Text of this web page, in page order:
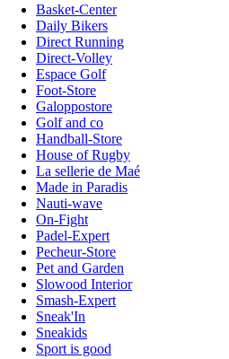
Basket-Center
Daily Bikers
Direct Running
Direct-Volley
Espace Golf
Foot-Store
Galoppostore
Golf and co
Handball-Store
House of Rugby
La sellerie de Maé
Made in Paradis
Nauti-wave
On-Fight
Padel-Expert
Pecheur-Store
Pet and Garden
Slowood Interior
Smash-Expert
Sneak'In
Sneakids
Sport is good